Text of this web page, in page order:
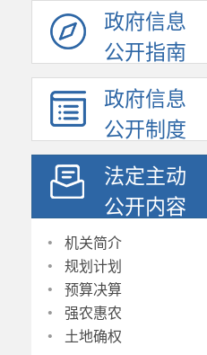
政府信息
公开指南
政府信息
公开制度
法定主动
公开内容
· 机关简介
· 规划计划
· 预算决算
· 强农惠农
· 土地确权